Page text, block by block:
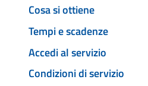
Cosa si ottiene
Tempi e scadenze
Accedi al servizio
Condizioni di servizio